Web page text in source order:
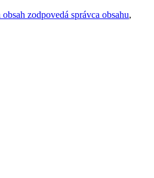
obsah zodpovedá správca obsahu,